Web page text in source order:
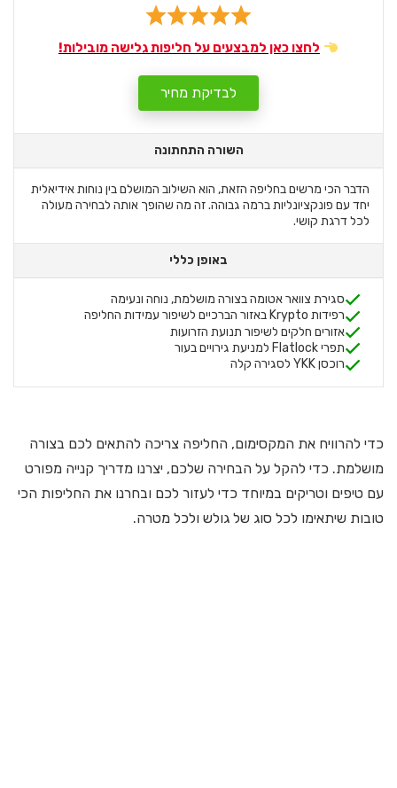
לחצו כאן למבצעים על חליפות גלישה מובילות!
לבדיקת מחיר
השורה התחתונה
הדבר הכי מרשים בחליפה הזאת, הוא השילוב המושלם בין נוחות אידיאלית
יחד עם פונקציונליות ברמה גבוהה. זה מה שהופך אותה לבחירה מעולה
לכל דרגת קושי.
באופן כללי
סגירת צוואר אטומה בצורה מושלמת, נוחה ונעימה
רפידות Krypto באזור הברכיים לשיפור עמידות החליפה
אזורים חלקים לשיפור תנועת הזרועות
תפרי Flatlock למניעת גירויים בעור
רוכסן YKK לסגירה קלה
כדי להרוויח את המקסימום, החליפה צריכה להתאים לכם בצורה
מושלמת. כדי להקל על הבחירה שלכם, יצרנו מדריך קנייה מפורט
עם טיפים וטריקים במיוחד כדי לעזור לכם ובחרנו את החליפות הכי
טובות שיתאימו לכל סוג של גולש ולכל מטרה.